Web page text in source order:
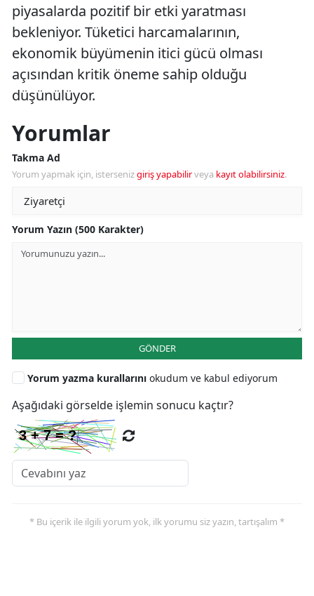
piyasalarda pozitif bir etki yaratması
bekleniyor. Tüketici harcamalarının,
ekonomik büyümenin itici gücü olması
açısından kritik öneme sahip olduğu
düşünülüyor.
Yorumlar
Takma Ad
Yorum yapmak için, istersenizgiriş yapabilirveya kayıt olabilirsiniz.
Yorum Yazın (500 Karakter)
GÖNDER
Yorum yazma kurallarını okudum ve kabul ediyorum
Aşağıdaki görselde işlemin sonucu kaçtır?
* Bu içerik ile ilgili yorum yok, ilk yorumu siz yazın, tartışalım *